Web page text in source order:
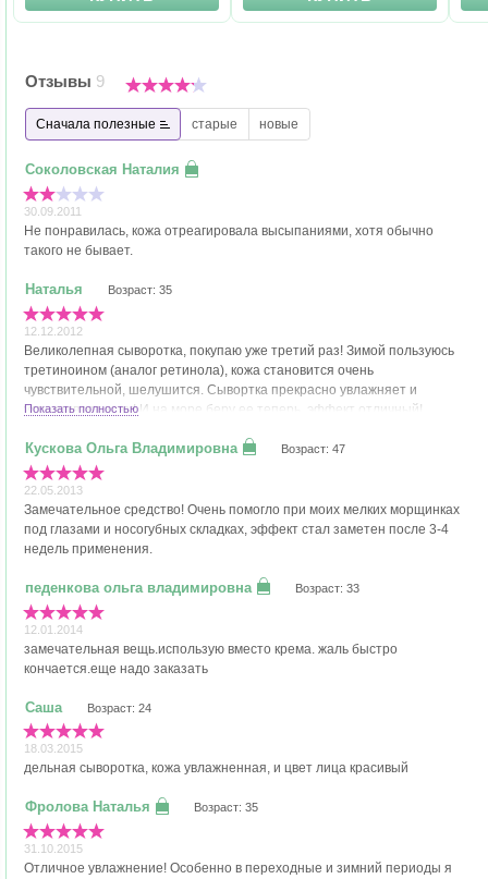
Отзывы 9
Сначала полезные старые новые
30.09.2011
Не понравилась, кожа отреагировала высыпаниями, хотя обычно
такого не бывает.
Возраст: 35
12.12.2012
Великолепная сыворотка, покупаю уже третий раз! Зимой пользуюсь
третиноином (аналог ретинола), кожа становится очень
чувствительной, шелушится. Сывортка прекрасно увлажняет и
успокаивает кожу! И на море беру ее теперь, эффект отличный!
небольшой эффект стягивания, но после последующего нанесения
дневного крема этот эффект исчезает, ощущения очень комфортные. В
общем, я весьма довольна. Всем рекомендую! Мне 35, кожа смешанная.
Показать полностью
Возраст: 47
22.05.2013
Замечательное средство! Очень помогло при моих мелких морщинках
под глазами и носогубных складках, эффект стал заметен после 3-4
недель применения.
Возраст: 33
12.01.2014
замечательная вещь.использую вместо крема. жаль быстро
кончается.еще надо заказать
Возраст: 24
18.03.2015
дельная сыворотка, кожа увлажненная, и цвет лица красивый
Возраст: 35
31.10.2015
Отличное увлажнение! Особенно в переходные и зимний периоды я